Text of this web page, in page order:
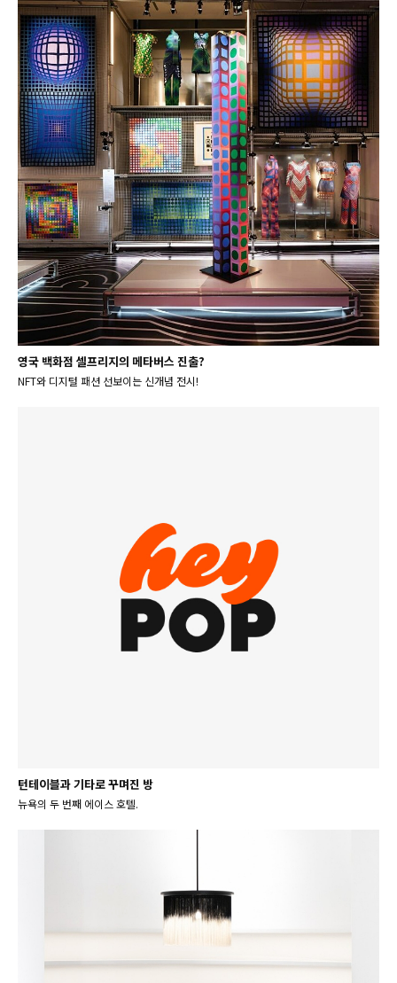
영국 백화점 셀프리지의 메타버스 진출?
NFT와 디지털 패션 선보이는 신개념 전시!
턴테이블과 기타로 꾸며진 방
뉴욕의 두 번째 에이스 호텔.